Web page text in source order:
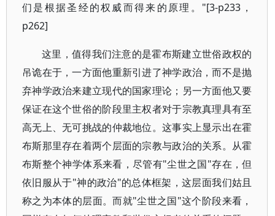
们是根据圣经的权威而得来的原理。"[3-p233，
p262]
这里，值得我们注意的是霍布斯建立世俗政权的
吊诡在于，一方面他重新引进了神学政治，而不是抛
弃神学政治来建立现代的国家理论；另一方面他又要
保证在这个世俗的阶段里主权者对于宗教真理具有至
高无上、无可挑战的仲裁地位。这事实上显示出在霍
布斯那里存在着两个层面的宗教与政治的关系。从霍
布斯整个神学体系来看，尽管有"尘世之国"存在，但
依旧服从于"神的政治"的总体框架，这层面我们姑且
称之为本体的层面。而就"尘世之国"这个阶段来看，